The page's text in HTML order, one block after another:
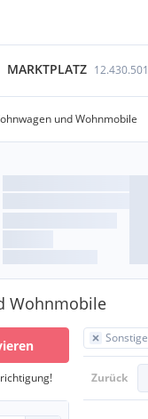
MARKTPLATZ 12.430.501
und Wohnmobile
Wohnmobile
Sonstige
Zurück